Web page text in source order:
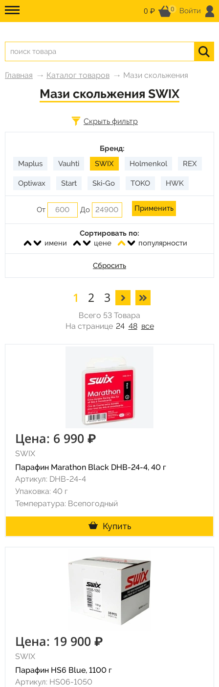
0 ₽ 0 Войти
Главная Каталог товаров Мази скольжения
Мази скольжения SWIX
Скрыть фильтр
Бренд:
Maplus
Vauhti SWIX Holmenkol REX
Optiwax Start Ski-Go TOKO HWK
RODE Gallium
Сортировать по:
имени
цене популярности
От До
Сбросить
1 2 3
Всего 53 Товара
На странице 24 48 все
Цена: 6 990 ₽
SWIX
Парафин Marathon Black DHB-24-4, 40 г
Артикул: DHB-24-4
Упаковка: 40 г
Температура: Всепогодный
Купить
Цена: 19 900 ₽
SWIX
Парафин HS6 Blue, 1100 г
Артикул: HS06-1050